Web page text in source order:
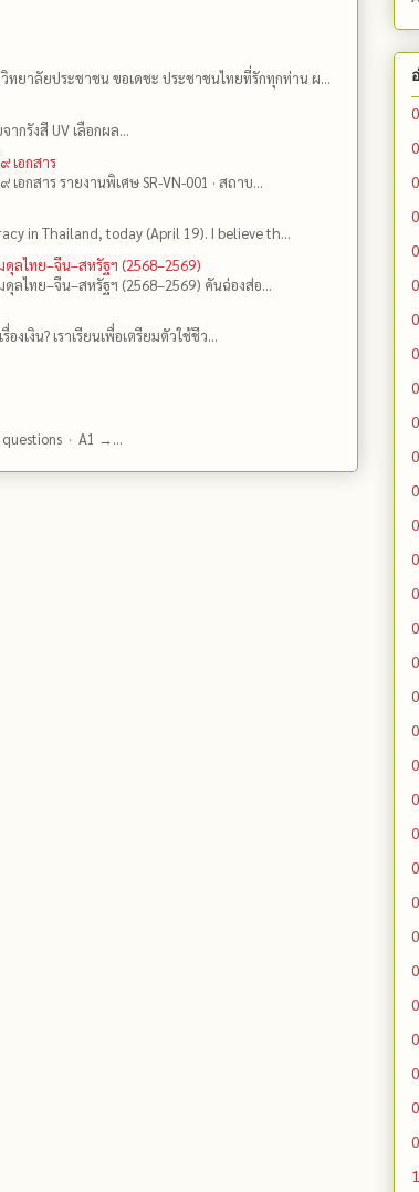
ยาลัยประชาชน ขอเดชะ ประชาชนไทยที่รักทุกท่าน ผ...
กรังสี UV เลือกผล...
เอกสาร
กสาร รายงานพิเศษ SR-VN-001 · สถาบ...
in Thailand, today (April 19). I believe th...
ลไทย–จีน–สหรัฐฯ (2568–2569)
ลไทย–จีน–สหรัฐฯ (2568–2569) คันฉ่องส่อ...
เงิน? เราเรียนเพื่อเตรียมตัวใช้ชีว...
questions · A1 →...